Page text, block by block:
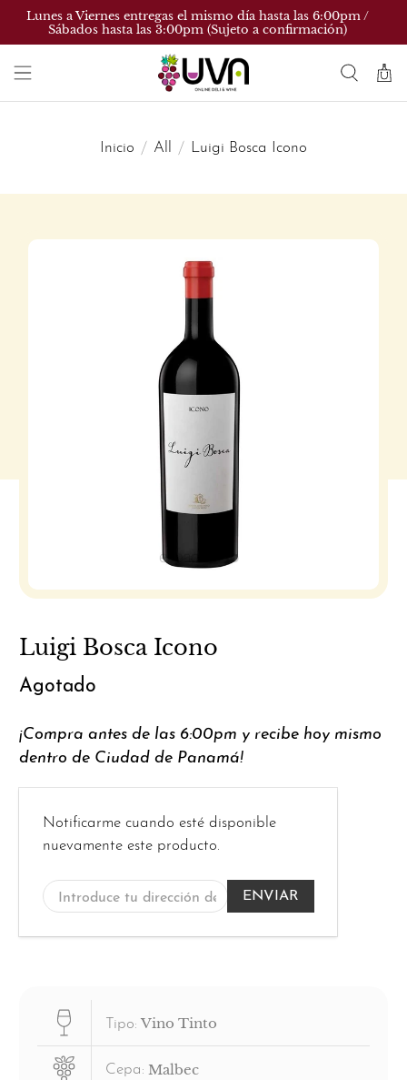
Lunes a Viernes entregas el mismo día hasta las 6:00pm /
Sábados hasta las 3:00pm (Sujeto a confirmación)
Inicio All Luigi Bosca Icono
Luigi Bosca Icono
Agotado
¡Compra antes de las 6:00pm y recibe hoy mismo
dentro de Ciudad de Panamá!
Introduce
tu
de
correo
electrónico...
Notificarme cuando esté disponible
nuevamente este producto.
Tipo: Vino Tinto
Cepa: Malbec